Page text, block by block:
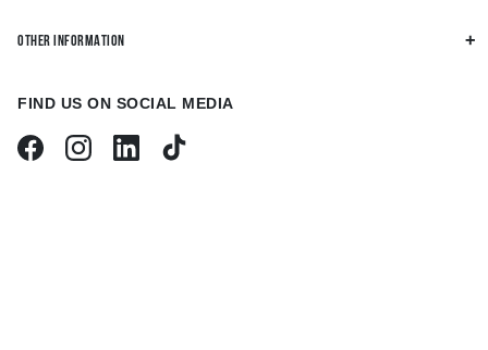
OTHER INFORMATION
FIND US ON SOCIAL MEDIA